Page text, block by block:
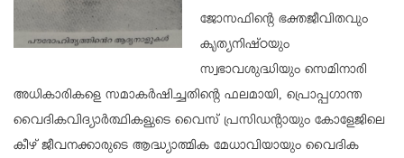
ജോസഫിന്റെ ഭക്തജീവിതവും
കൃത്യനിഷ്ഠയും
സ്വഭാവശുദ്ധിയും സെമിനാരി
അധികാരികളെ സമാകർഷിച്ചതിന്റെ ഫലമായി, പ്രൊപ്പഗാന്ത
വൈദികവിദ്യാർത്ഥികളുടെ വൈസ് പ്രസിഡന്റായും കോളേജിലെ
കീഴ് ജീവനക്കാരുടെ ആദ്ധ്യാത്മിക മേധാവിയായും വൈദിക